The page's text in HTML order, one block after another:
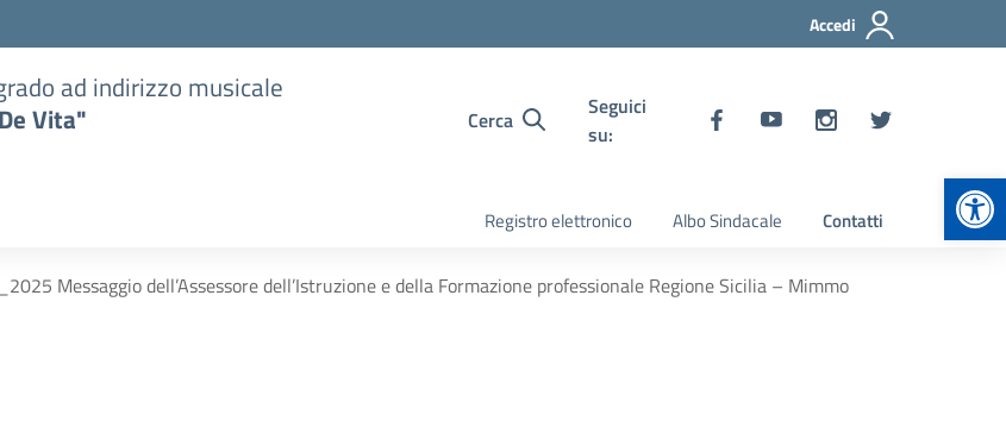
Accedi
ad indirizzo musicale
Vita"
Cerca
Seguici
su:
Registro elettronico Albo Sindacale Contatti
Messaggio dell’Assessore dell’Istruzione e della Formazione professionale Regione Sicilia – Mimmo